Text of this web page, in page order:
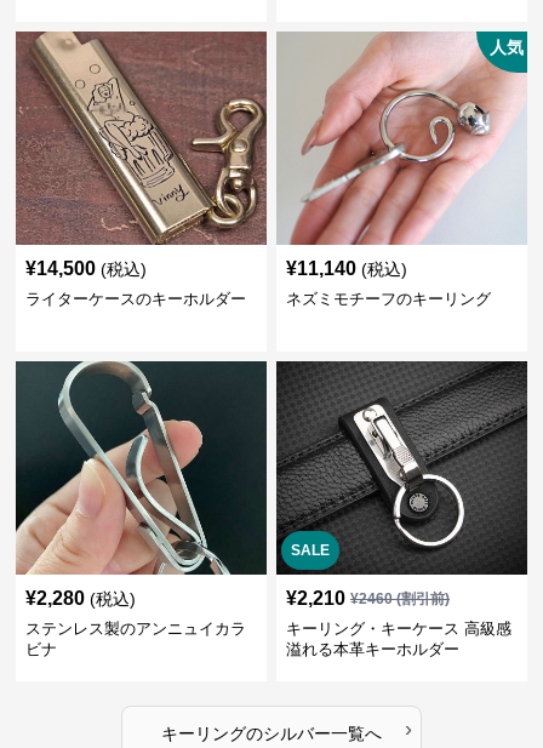
¥14,500 (税込)
ライターケースのキーホルダー
人気
¥11,140 (税込)
ネズミモチーフのキーリング
¥2,280 (税込)
ステンレス製のアンニュイカラ
ビナ
SALE
¥2,210 ¥2460(割引前)
キーリング・キーケース 高級感
溢れる本革キーホルダー
キーリングのシルバー一覧へ ›